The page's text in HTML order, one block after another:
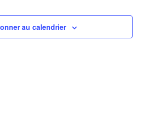
au calendrier